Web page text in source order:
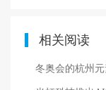
相关阅读